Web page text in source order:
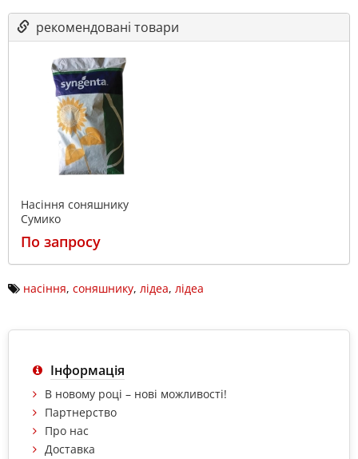
рекомендовані товари
Насіння соняшнику
Сумико
По запросу
насіння, соняшнику, лідеа, лідеа
Інформація
В новому році – нові можливості!
Партнерство
Про нас
Доставка